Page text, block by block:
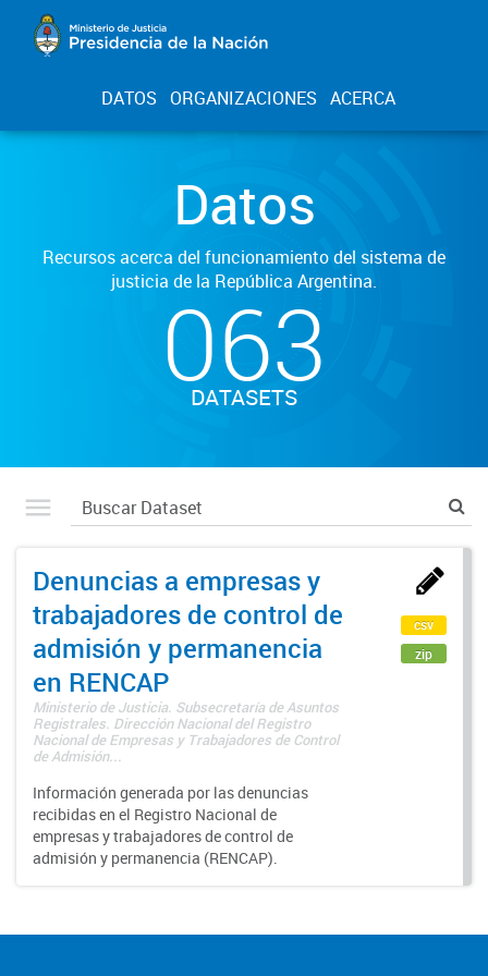
DATOS ORGANIZACIONES ACERCA
Datos
Recursos acerca del funcionamiento del sistema de
justicia de la República Argentina.
063
DATASETS
Denuncias a empresas y
trabajadores de control de
admisión y permanencia
en RENCAP
Ministerio de Justicia. Subsecretaría de Asuntos
Registrales. Dirección Nacional del Registro
Nacional de Empresas y Trabajadores de Control
de Admisión...
Información generada por las denuncias
recibidas en el Registro Nacional de
empresas y trabajadores de control de
admisión y permanencia (RENCAP).
csv
zip